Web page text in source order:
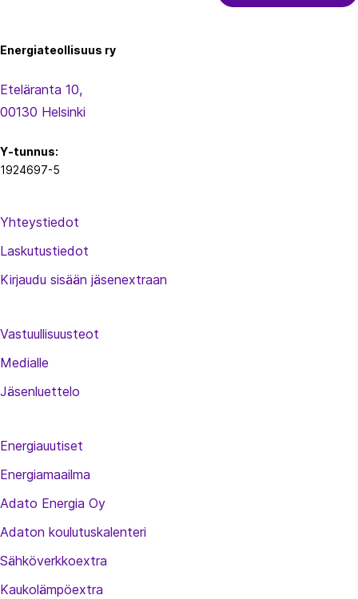
Energiateollisuus ry
Eteläranta 10,
00130 Helsinki
Y-tunnus:
1924697-5
Yhteystiedot
Laskutustiedot
Kirjaudu sisään jäsenextraan
Vastuullisuusteot
Medialle
Jäsenluettelo
Energiauutiset
Energiamaailma
Adato Energia Oy
Adaton koulutuskalenteri
Sähköverkkoextra
Kaukolämpöextra